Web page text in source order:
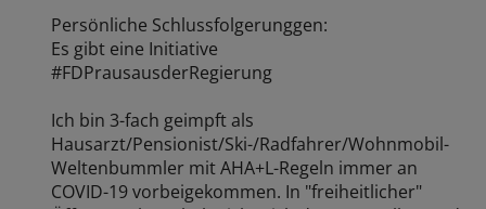
Persönliche Schlussfolgerunggen:
Es gibt eine Initiative
#FDPrausausderRegierung
Ich bin 3-fach geimpft als
Hausarzt/Pensionist/Ski-/Radfahrer/Wohnmobil-
Weltenbummler mit AHA+L-Regeln immer an
COVID-19 vorbeigekommen. In "freiheitlicher"